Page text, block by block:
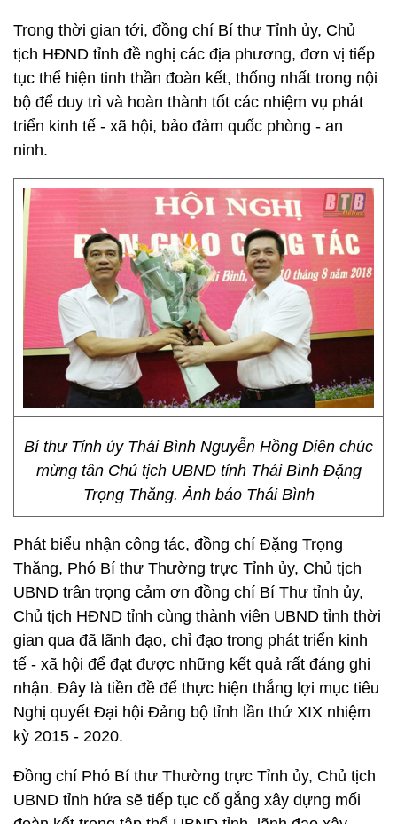
Trong thời gian tới, đồng chí Bí thư Tỉnh ủy, Chủ
tịch HĐND tỉnh đề nghị các địa phương, đơn vị tiếp
tục thể hiện tinh thần đoàn kết, thống nhất trong nội
bộ để duy trì và hoàn thành tốt các nhiệm vụ phát
triển kinh tế - xã hội, bảo đảm quốc phòng - an
ninh.
Bí thư Tỉnh ủy Thái Bình Nguyễn Hồng Diên chúc
mừng tân Chủ tịch UBND tỉnh Thái Bình Đặng
Trọng Thăng. Ảnh báo Thái Bình
Phát biểu nhận công tác, đồng chí Đặng Trọng
Thăng, Phó Bí thư Thường trực Tỉnh ủy, Chủ tịch
UBND trân trọng cảm ơn đồng chí Bí Thư tỉnh ủy,
Chủ tịch HĐND tỉnh cùng thành viên UBND tỉnh thời
gian qua đã lãnh đạo, chỉ đạo trong phát triển kinh
tế - xã hội để đạt được những kết quả rất đáng ghi
nhận. Đây là tiền đề để thực hiện thắng lợi mục tiêu
Nghị quyết Đại hội Đảng bộ tỉnh lần thứ XIX nhiệm
kỳ 2015 - 2020.
Đồng chí Phó Bí thư Thường trực Tỉnh ủy, Chủ tịch
UBND tỉnh hứa sẽ tiếp tục cố gắng xây dựng mối